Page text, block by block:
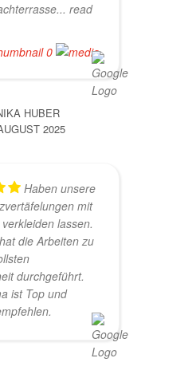
... read
HUBER
2025
Haben unsere
mit
lassen.
die Arbeiten zu
durchgeführt.
ist Top und